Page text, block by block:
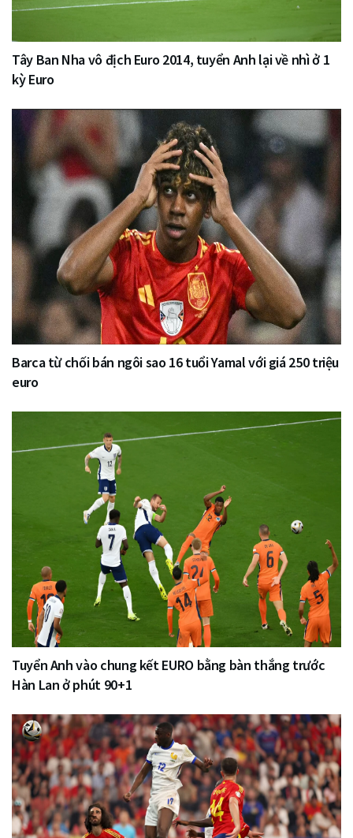
Tây Ban Nha vô địch Euro 2014, tuyển Anh lại về nhì ở 1
kỳ Euro
Barca từ chối bán ngôi sao 16 tuổi Yamal với giá 250 triệu
euro
Tuyển Anh vào chung kết EURO bằng bàn thắng trước
Hàn Lan ở phút 90+1